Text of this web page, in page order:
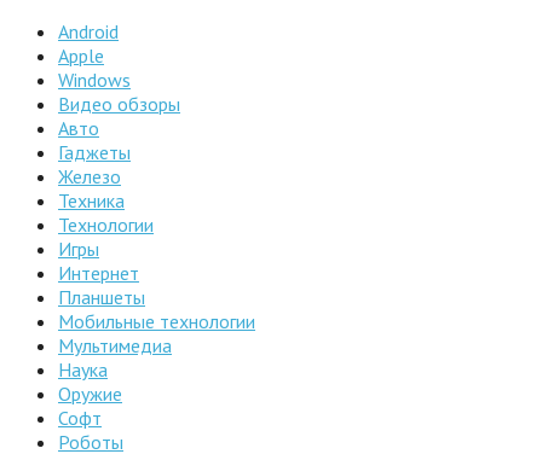
Android
Apple
Windows
Видео обзоры
Авто
Гаджеты
Железо
Техника
Технологии
Игры
Интернет
Планшеты
Мобильные технологии
Мультимедиа
Наука
Оружие
Софт
Роботы